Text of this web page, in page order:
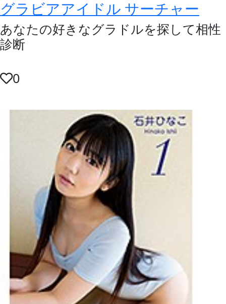
グラビアアイドル サーチャー
あなたの好きなグラドルを探して相性
診断
0